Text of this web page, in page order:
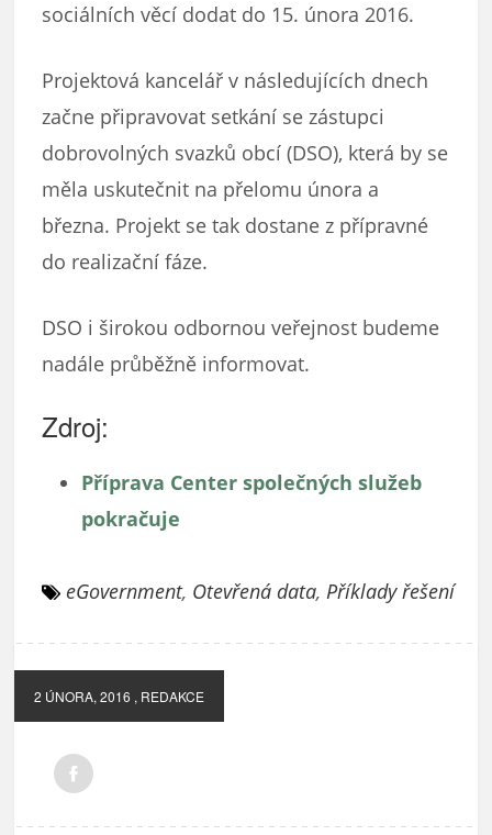
sociálních věcí dodat do 15. února 2016.
Projektová kancelář v následujících dnech
začne připravovat setkání se zástupci
dobrovolných svazků obcí (DSO), která by se
měla uskutečnit na přelomu února a
března. Projekt se tak dostane z přípravné
do realizační fáze.
DSO i širokou odbornou veřejnost budeme
nadále průběžně informovat.
Zdroj:
Příprava Center společných služeb
pokračuje
eGovernment, Otevřená data, Příklady řešení
2 ÚNORA, 2016 , REDAKCE